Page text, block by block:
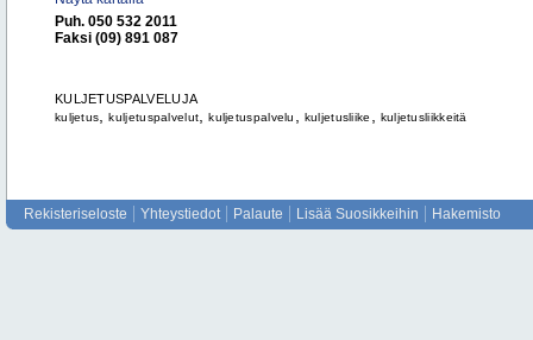
Puh. 050 532 2011
Faksi (09) 891 087
KULJETUSPALVELUJA
kuljetus ,kuljetuspalvelut ,kuljetuspalvelu kuljetusliike kuljetusliikkeitä
Rekisteriseloste Yhteystiedot Palaute Lisää Suosikkeihin Hakemisto